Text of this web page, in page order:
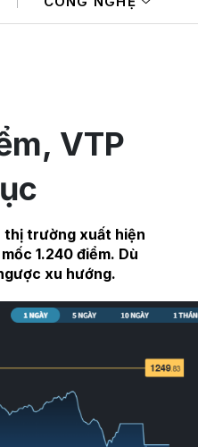
nửa đầu năm 2026
vốn hóa đạt hơn
VTP
thị trường xuất hiện
1.240 điểm. Dù
xu hướng.